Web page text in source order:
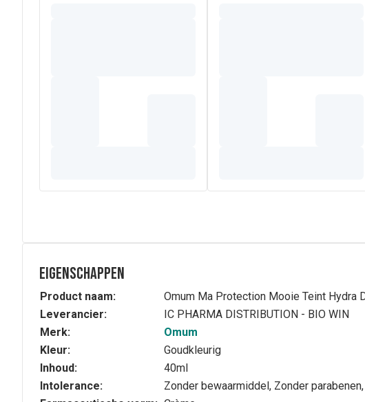
Eigenschappen
Product naam:
Omum Ma Protection Mooie Teint Hydra
Leverancier:
IC PHARMA DISTRIBUTION - BIO WIN
Merk:
Omum
Kleur:
Goudkleurig
Inhoud:
40ml
Intolerance:
Zonder bewaarmiddel, Zonder